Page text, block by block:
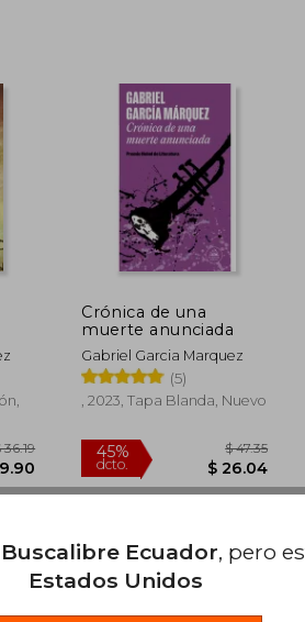
26.04
45%
dcto.
Crónica de una
muerte anunciada
Gabriel Garcia Marquez
(5)
, 2023, Tapa Blanda, Nuevo
Buscalibre Ecuador, pero
Estados Unidos